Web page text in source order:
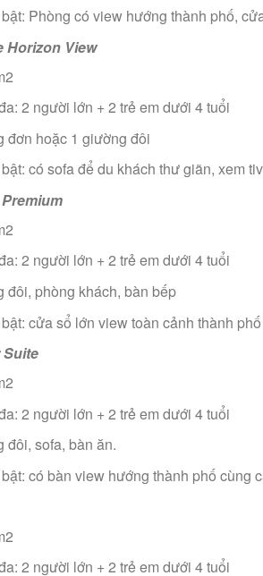
Phòng có view hướng thành phố,
Horizon View
2 người lớn + 2 trẻ em dưới 4 tuổi
đơn hoặc 1 giường đôi
có sofa để du khách thư giãn, xem
2 người lớn + 2 trẻ em dưới 4 tuổi
đôi, phòng khách, bàn bếp
cửa sổ lớn view toàn cảnh thành
2 người lớn + 2 trẻ em dưới 4 tuổi
đôi, sofa, bàn ăn.
có bàn view hướng thành phố cùng
2 người lớn + 2 trẻ em dưới 4 tuổi